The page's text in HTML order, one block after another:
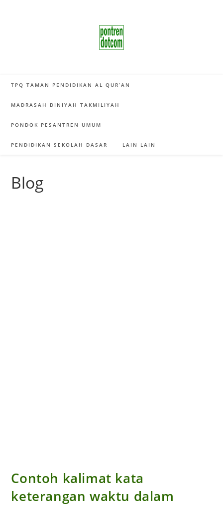
TPQ TAMAN PENDIDIKAN AL QUR’AN
MADRASAH DINIYAH TAKMILIYAH
PONDOK PESANTREN UMUM
PENDIDIKAN SEKOLAH DASAR LAIN LAIN
Blog
Contoh kalimat kata
keterangan waktu dalam